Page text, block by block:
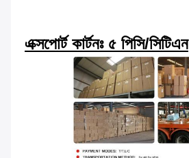
এক্সপোর্ট কার্টনঃ ৫ পিসি/সিটিএন